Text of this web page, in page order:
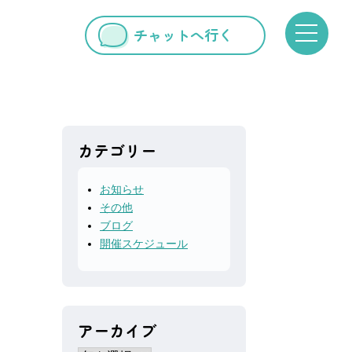
チャットへ行く
カテゴリー
お知らせ
その他
ブログ
開催スケジュール
アーカイブ